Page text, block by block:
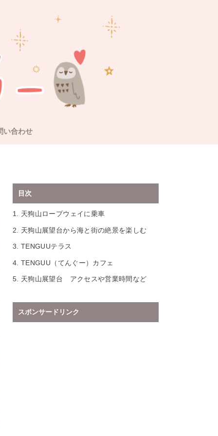
い合わせ
目次
1. 天狗山ロープウェイに乗車
2. 天狗山展望台から海と街の絶景を楽しむ
3. TENGUUテラス
4. TENGUU（てんぐー）カフェ
5. 天狗山展望台 アクセスや営業時間など
スポンサードリンク